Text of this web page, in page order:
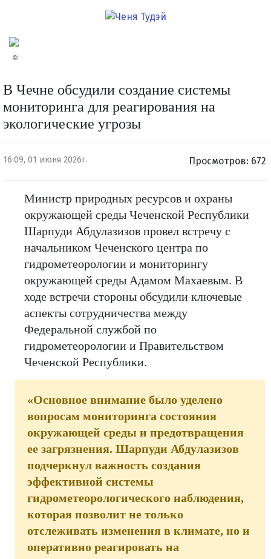
©
В Чечне обсудили создание системы
мониторинга для реагирования на
экологические угрозы
16:09, 01 июня 2026г. Просмотров: 672
Министр природных ресурсов и охраны
окружающей среды Чеченской Республики
Шарпуди Абдулазизов провел встречу с
начальником Чеченского центра по
гидрометеорологии и мониторингу
окружающей среды Адамом Махаевым. В
ходе встречи стороны обсудили ключевые
аспекты сотрудничества между
Федеральной службой по
гидрометеорологии и Правительством
Чеченской Республики.
«Основное внимание было уделено
вопросам мониторинга состояния
окружающей среды и предотвращения
ее загрязнения. Шарпуди Абдулазизов
подчеркнул важность создания
эффективной системы
гидрометеорологического наблюдения,
которая позволит не только
отслеживать изменения в климате, но и
оперативно реагировать на